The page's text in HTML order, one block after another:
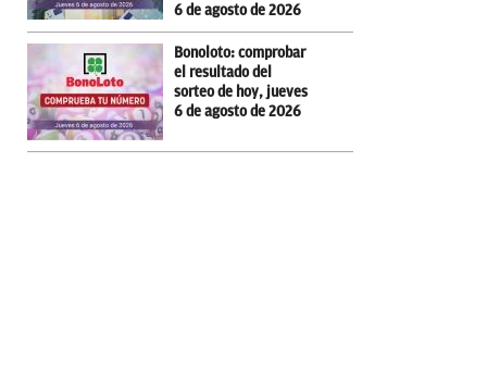
6 de agosto de 2026
Bonoloto: comprobar
el resultado del
sorteo de hoy, jueves
6 de agosto de 2026